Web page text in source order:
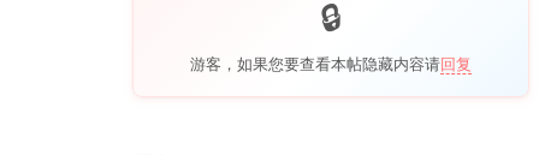
游客，如果您要查看本帖隐藏内容请回复